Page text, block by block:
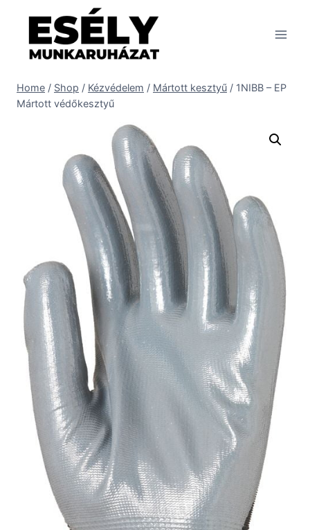
content
Home / Shop / Kézvédelem / Mártott kesztyű / 1NIBB – EP
Mártott védőkesztyű